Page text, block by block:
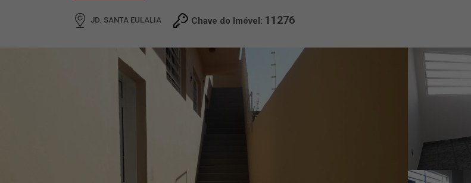
JD. SANTA EULALIA Chave do Imóvel: 11276